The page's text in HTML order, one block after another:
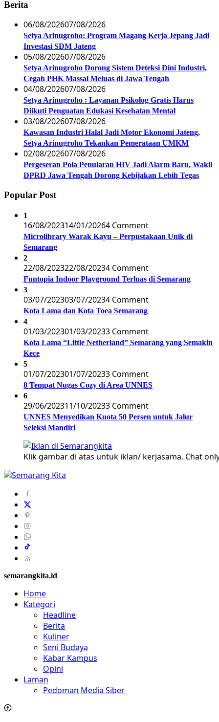
Berita
06/08/202607/08/2026
Setya Arinugroho: Program Magang Kerja Jepang Jadi
Investasi SDM Jateng
05/08/202607/08/2026
Setya Arinugroho Dorong Sistem Deteksi Dini Industri,
Cegah PHK Massal Meluas di Jawa Tengah
04/08/202607/08/2026
Setya Arinugroho : Layanan Psikolog Gratis Harus
Diikuti Penguatan Edukasi Kesehatan Mental
03/08/202607/08/2026
Kawasan Industri Halal Jadi Motor Ekonomi Jateng,
Setya Arinugroho Tekankan Pemerataan UMKM
02/08/202607/08/2026
Pergeseran Pola Penularan HIV Jadi Alarm Baru, Wakil
DPRD Jawa Tengah Dorong Kebijakan Lebih Tegas
Popular Post
1
16/08/202314/01/20264 Comment
Microlibrary Warak Kayu – Perpustakaan Unik di
Semarang
2
22/08/202322/08/20234 Comment
Funtopia Indoor Playground Terluas di Semarang
3
03/07/202303/07/20234 Comment
Kota Lama dan Kota Toea Semarang
4
01/03/202301/03/20233 Comment
Kota Lama “Little Netherland” Semarang yang Semakin
Kece
5
01/07/202301/07/20233 Comment
8 Tempat Nugas Cozy di Area UNNES
6
29/06/202311/10/20233 Comment
UNNES Menyedikan Kuota 50 Persen untuk Jalur
Seleksi Mandiri
Klik gambar di atas untuk iklan/ kerjasama. Chat
semarangkita.id
Home
Kategori
Headline
Berita
Kuliner
Seni Budaya
Kabar Kampus
Opini
Laman
Pedoman Media Siber